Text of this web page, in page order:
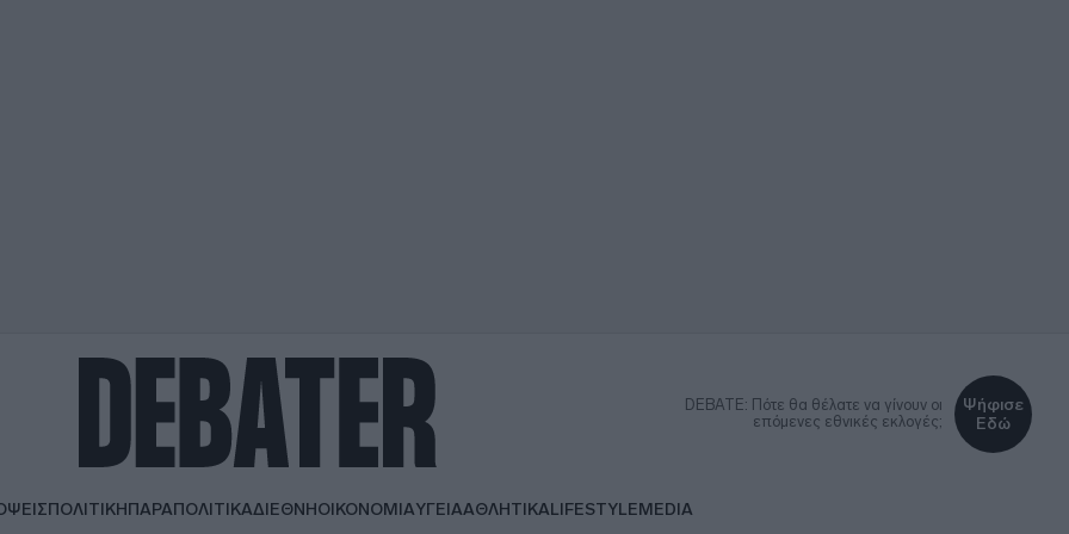
DEBATE: Πότε θα θέλατε να γίνουν οι
επόμενες εθνικές εκλογές;
Ψήφισε
Εδώ
ΠΟΛΙΤΙΚΗΠΑΡΑΠΟΛΙΤΙΚΑΔΙΕΘΝΗΟΙΚΟΝΟΜΙΑΥΓΕΙΑΑΘΛΗΤΙΚΑLIFESTYLEMEDIA